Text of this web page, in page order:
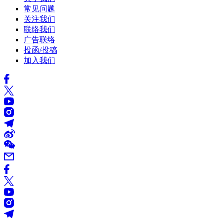
常见问题
关注我们
联络我们
广告联络
投函/投稿
加入我们